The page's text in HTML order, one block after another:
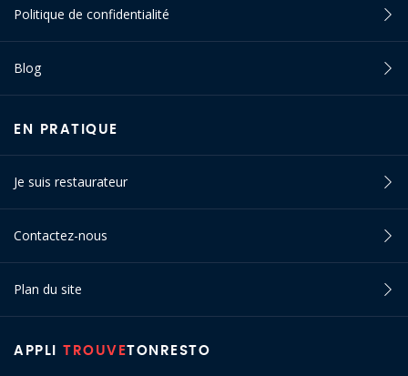
APPLI TROUVETONRESTO
Politique de confidentialité
Blog
EN PRATIQUE
Je suis restaurateur
Contactez-nous
Plan du site